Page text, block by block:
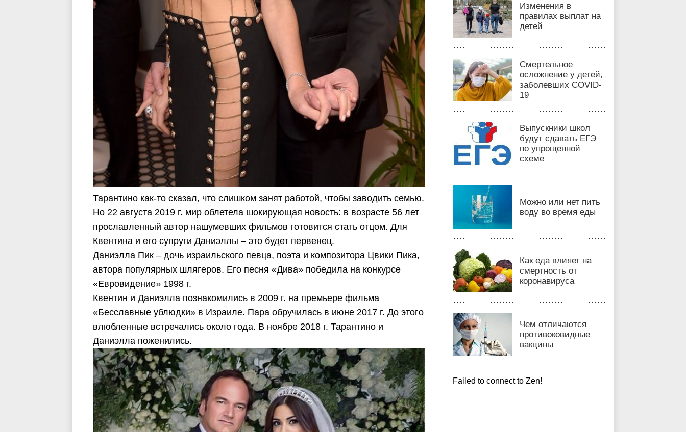
Тарантино как-то сказал, что слишком занят работой, чтобы заводить семью.
Но 22 августа 2019 г. мир облетела шокирующая новость: в возрасте 56 лет
прославленный автор нашумевших фильмов готовится стать отцом. Для
Квентина и его супруги Даниэллы – это будет первенец.
Даниэлла Пик – дочь израильского певца, поэта и композитора Цвики Пика,
автора популярных шлягеров. Его песня «Дива» победила на конкурсе
«Евровидение» 1998 г.
Квентин и Даниэлла познакомились в 2009 г. на премьере фильма
«Бесславные ублюдки» в Израиле. Пара обручилась в июне 2017 г. До этого
влюбленные встречались около года. В ноябре 2018 г. Тарантино и
Даниэлла поженились.
Изменения в
правилах выплат на
детей
Смертельное
осложнение у детей,
заболевших COVID-
19
Выпускники школ
будут сдавать ЕГЭ
по упрощенной
схеме
Можно или нет пить
воду во время еды
Как еда влияет на
смертность от
коронавируса
Чем отличаются
противоковидные
вакцины
Failed to connect to Zen!